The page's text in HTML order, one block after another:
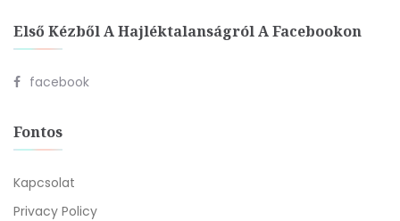
Első Kézből A Hajléktalanságról A Facebookon
facebook
Fontos
Kapcsolat
Privacy Policy